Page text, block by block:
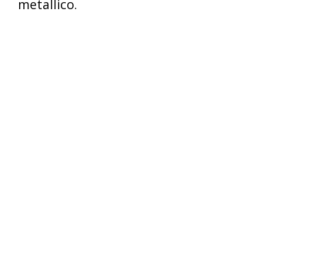
metallico.